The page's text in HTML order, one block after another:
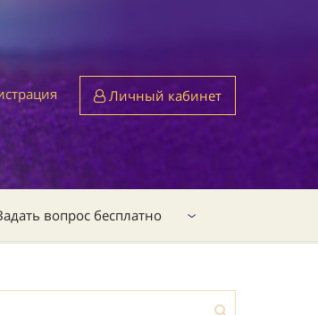
Личный кабинет
вопрос бесплатно